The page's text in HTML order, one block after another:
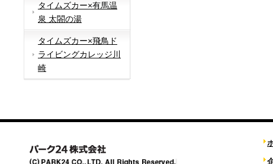
タイムズカー×有馬温
泉 太閤の湯
タイムズカー×飛鳥ド
ライビングカレッジ川
崎